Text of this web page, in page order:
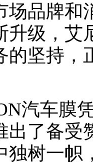
场品牌和
升级，艾
的坚持，
汽车膜
出了备受
独树一帜